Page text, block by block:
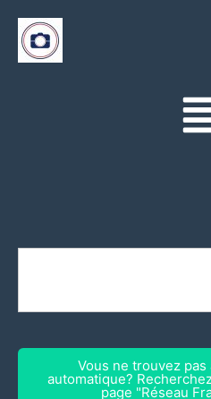
Vous ne trouvez
automatique?
page "Réseau